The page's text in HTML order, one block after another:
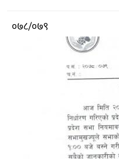
आर्थिक
०७८/०७९